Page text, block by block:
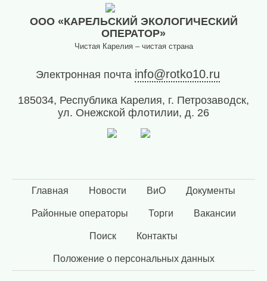
(8142)
08:00
20:00)
ООО «КАРЕЛЬСКИЙ ЭКОЛОГИЧЕСКИЙ
ОПЕРАТОР»
Чистая Карелия – чистая страна
Электронная почта info@rotko10.ru
185034, Республика Карелия, г. Петрозаводск,
ул. Онежской флотилии, д. 26
Главная Новости ВиО Документы
Районные операторы Торги Вакансии
Поиск Контакты
Положение о персональных данных